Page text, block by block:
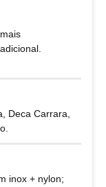
Deca Carrara,
inox + nylon;